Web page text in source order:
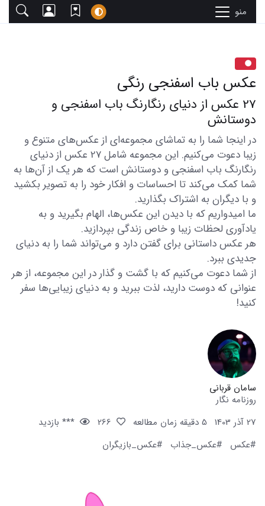
منو
عکس باب اسفنجی رنگی
27 عکس از دنیای رنگارنگ باب اسفنجی و
دوستانش
در اینجا شما را به تماشای مجموعه‌ای از عکس‌های متنوع و
زیبا دعوت می‌کنیم. این مجموعه شامل 27 عکس از دنیای
رنگارنگ باب اسفنجی و دوستانش است که هر یک از آن‌ها به
شما کمک می‌کند تا احساسات و افکار خود را به تصویر بکشید
و با دیگران به اشتراک بگذارید.
ما امیدواریم که با دیدن این عکس‌ها، الهام بگیرید و به
یادآوری لحظات زیبا و خاص زندگی بپردازید.
هر عکس داستانی برای گفتن دارد و می‌تواند شما را به دنیای
جدیدی ببرد.
از شما دعوت می‌کنیم که با گشت و گذار در این مجموعه، از هر
عنوانی که دوست دارید، لذت ببرید و به دنیای زیبایی‌ها سفر
کنید!
سامان قربانی
روزنامه نگار
27 آذر 1403
5 دقیقه زمان مطالعه
*** بازدید
#عکس
#عکس_جذاب #عکس_بازیگران